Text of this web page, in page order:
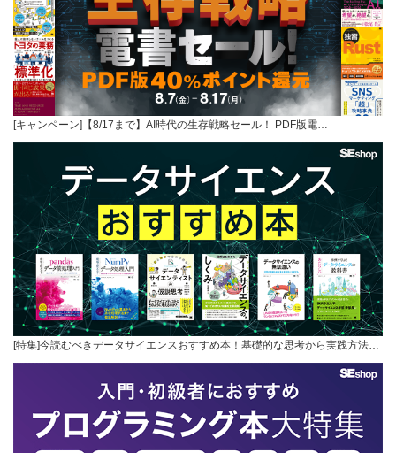
[キャンペーン]【8/17まで】AI時代の生存戦略セール！ PDF版電…
[特集]今読むべきデータサイエンスおすすめ本！基礎的な思考から実践方法…